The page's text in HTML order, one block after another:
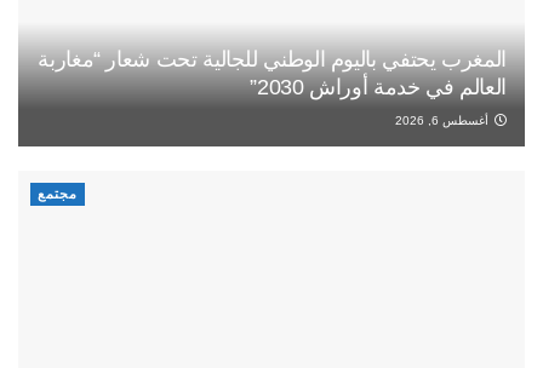
المغرب يحتفي باليوم الوطني للجالية تحت شعار “مغاربة
العالم في خدمة أوراش 2030”
أغسطس 6, 2026
مجتمع